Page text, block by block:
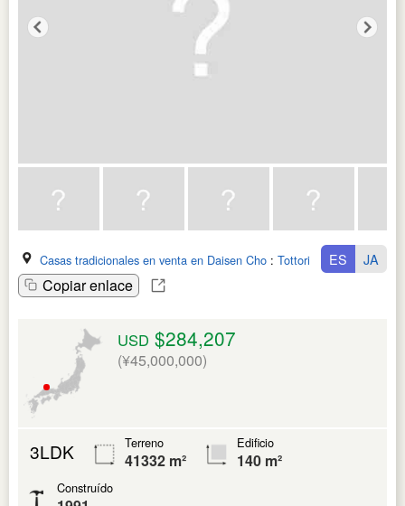
Casas tradicionales en venta en Daisen Cho : Tottori Ken
Copiar enlace
ES JA
USD $284,207
(¥45,000,000)
3LDK Terreno
41332 m²
Edificio
140 m²
Construído